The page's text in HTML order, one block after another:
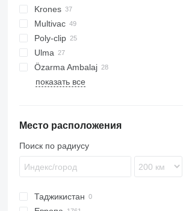
Stahlfolder
AC
AFC
BQ
HKN
Krones
K-series
T-series
Multivac
Poly-clip
FCA
T-10
Ulma
Özarma Ambalaj
показать все
Место расположения
Поиск по радиусу
Таджикистан